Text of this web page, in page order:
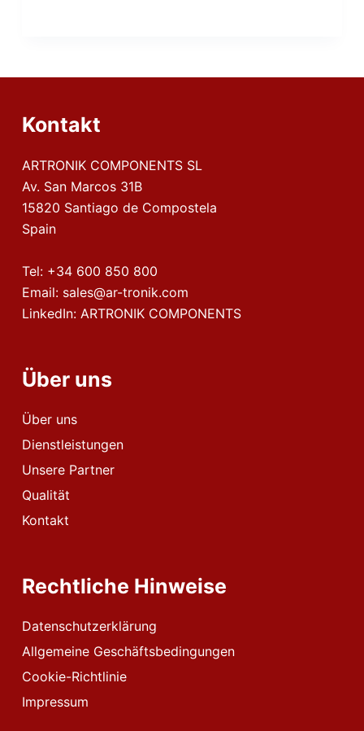
Kontakt
ARTRONIK COMPONENTS SL
Av. San Marcos 31B
15820 Santiago de Compostela
Spain
Tel: +34 600 850 800
Email: sales@ar-tronik.com
LinkedIn: ARTRONIK COMPONENTS
Über uns
Über uns
Dienstleistungen
Unsere Partner
Qualität
Kontakt
Rechtliche Hinweise
Datenschutzerklärung
Allgemeine Geschäftsbedingungen
Cookie-Richtlinie
Impressum